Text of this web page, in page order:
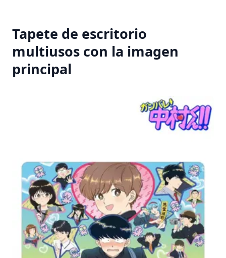
Tapete de escritorio
multiusos con la imagen
principal